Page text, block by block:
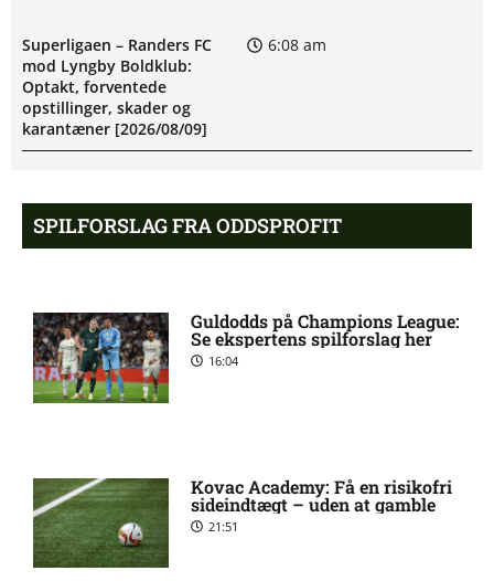
Superligaen – Randers FC
mod Lyngby Boldklub:
Optakt, forventede
opstillinger, skader og
karantæner [2026/08/09]
6:08 am
Pontus Anders Rödin misser
kamp for Silkeborg IF
5:44 am
Esbjerg fB: Optakt
[2026/08/09]
Yonis Njoh ude: seneste nyt
hos Viborg FF
8:17 pm
SPILFORSLAG FRA ODDSPROFIT
Guldodds på Champions League:
Se ekspertens spilforslag her
16:04
Kovac Academy: Få en risikofri
sideindtægt – uden at gamble
21:51